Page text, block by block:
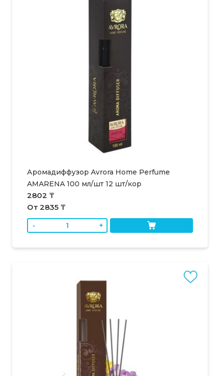
Аромадиффузор Avrora Home Perfume
AMARENA 100 мл/шт 12 шт/кор
2802 ₸
От 2835 ₸
-
+